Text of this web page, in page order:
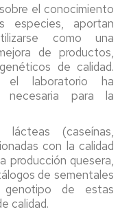
el conocimiento
especies, aportan
como una
de productos,
de calidad.
el laboratorio ha
necesaria para la
(caseínas,
con la calidad
producción quesera,
de sementales
de estas
calidad.